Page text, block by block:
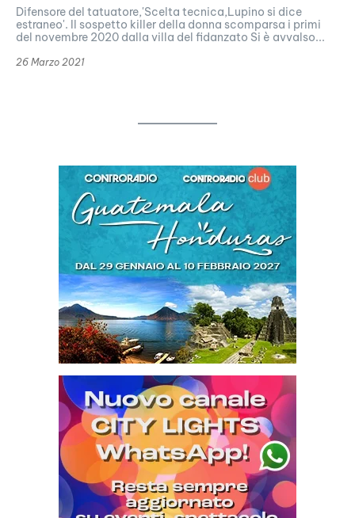
Difensore del tatuatore,'Scelta tecnica,Lupino si dice
estraneo'. Il sospetto killer della donna scomparsa i primi
del novembre 2020 dalla villa del fidanzato Si è avvalso...
26 Marzo 2021